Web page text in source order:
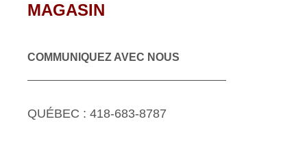
MAGASIN
COMMUNIQUEZ AVEC NOUS
QUÉBEC : 418-683-8787